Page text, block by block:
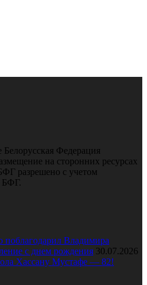
Федерация
на сторонних ресурсах
разрешено с учетом
БФГ.
поблагодарил Владимира
с днем рождения 30.07.2026
Хассану Мустафе — 82!